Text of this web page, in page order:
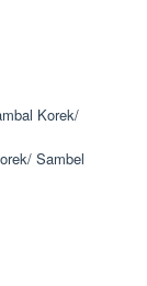
Korek/
Sambel